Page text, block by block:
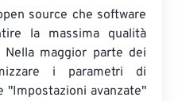
source che software
la massima qualità
maggior parte dei
i parametri di
"Impostazioni avanzate"